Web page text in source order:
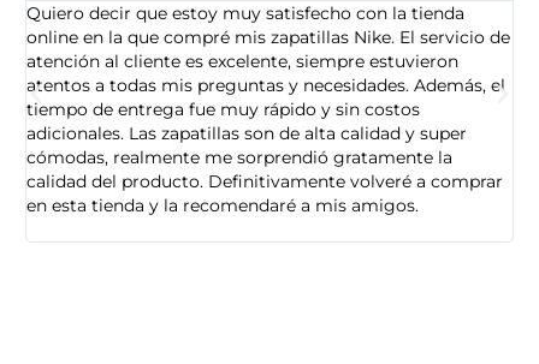
Quiero decir que estoy muy satisfecho con la tienda
online en la que compré mis zapatillas Nike. El servicio de
atención al cliente es excelente, siempre estuvieron
atentos a todas mis preguntas y necesidades. Además, el
tiempo de entrega fue muy rápido y sin costos
adicionales. Las zapatillas son de alta calidad y super
cómodas, realmente me sorprendió gratamente la
calidad del producto. Definitivamente volveré a comprar
en esta tienda y la recomendaré a mis amigos.